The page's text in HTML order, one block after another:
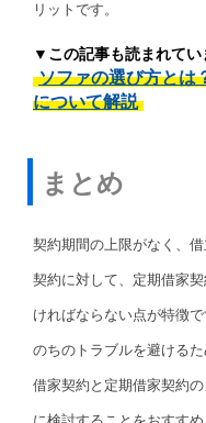
リットです。
▼この記事も読まれてい
ソファの選び方とは
について解説
まとめ
契約期間の上限がなく、
契約に対して、定期借家
ければならない点が特徴で
のちのトラブルを避ける
借家契約と定期借家契約